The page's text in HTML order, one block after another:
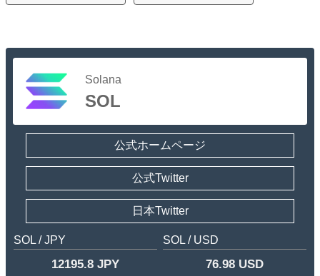
Solana
SOL
公式ホームページ
公式Twitter
日本Twitter
SOL / JPY
12195.8 JPY
SOL / USD
76.98 USD